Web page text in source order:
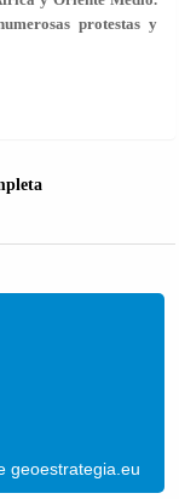
protestas y
geoestrategia.eu